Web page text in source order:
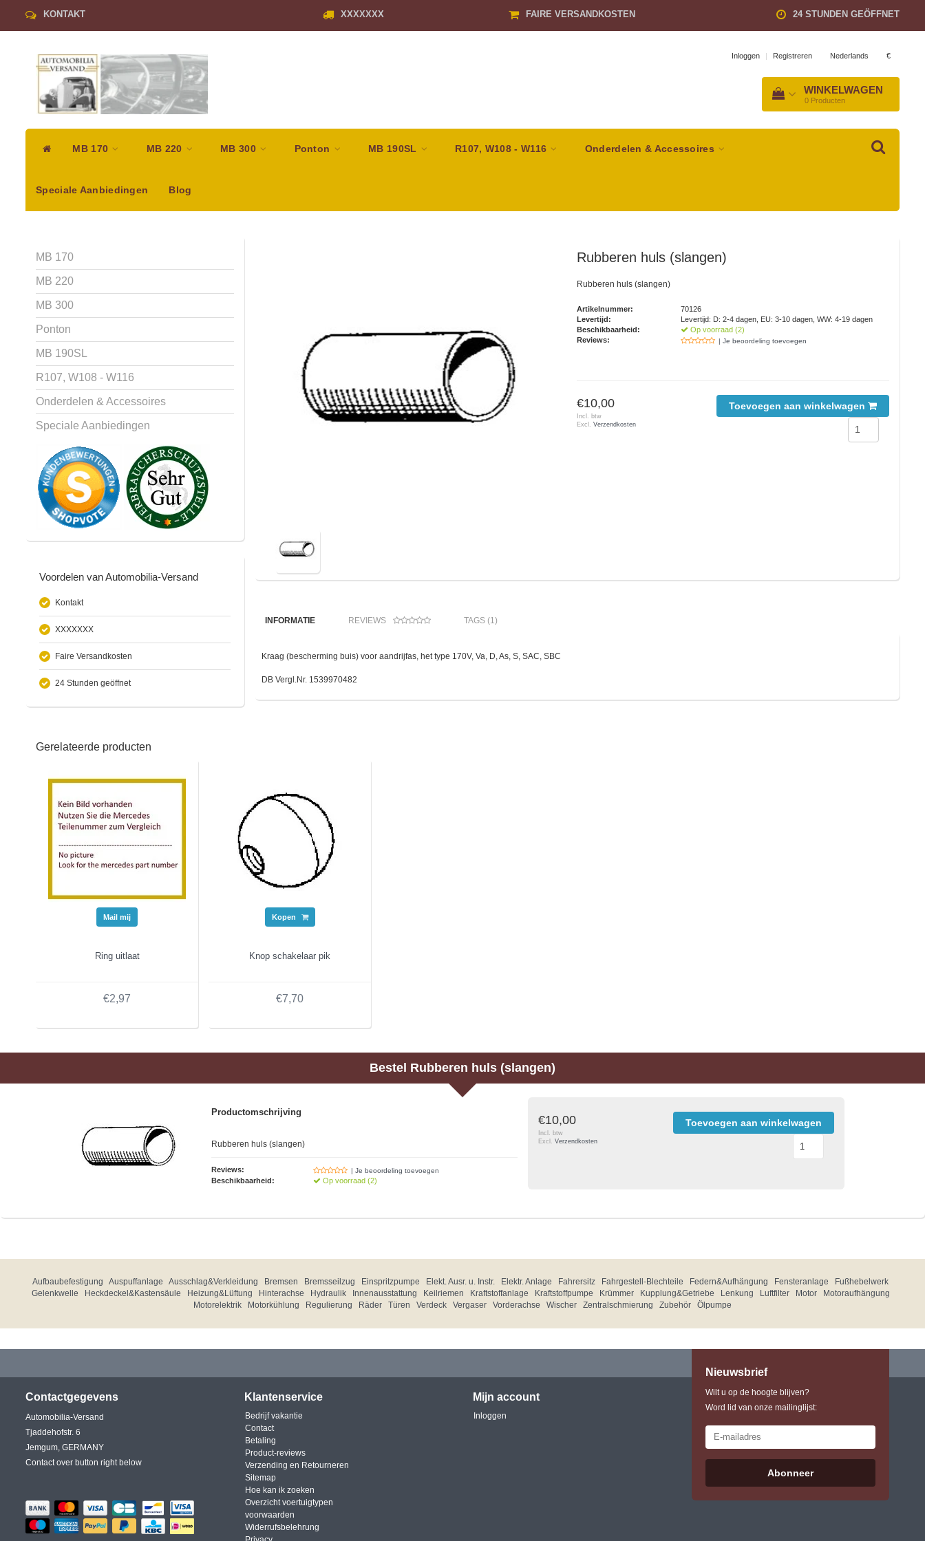
KONTAKT XXXXXXX FAIRE VERSANDKOSTEN 24 STUNDEN GEÖFFNET
Inloggen | Registreren Nederlands €
WINKELWAGEN
0 Producten
MB 170 MB 220 MB 300 Ponton MB 190SL R107, W108 - W116 Onderdelen & Accessoires
Speciale Aanbiedingen Blog
MB 170
MB 220
MB 300
Ponton
MB 190SL
R107, W108 - W116
Onderdelen & Accessoires
Speciale Aanbiedingen
Voordelen van Automobilia-Versand
Kontakt
XXXXXXX
Faire Versandkosten
24 Stunden geöffnet
Rubberen huls (slangen)
Rubberen huls (slangen)
Artikelnummer:
70126
Levertijd:
Levertijd: D: 2-4 dagen, EU: 3-10 dagen, WW: 4-19 dagen
Beschikbaarheid:
Op voorraad (2)
Reviews:
| Je beoordeling toevoegen
€10,00
Incl. btw
Excl.Verzendkosten
Toevoegen aan winkelwagen
INFORMATIE REVIEWS TAGS (1)
Kraag (bescherming buis) voor aandrijfas, het type 170V, Va, D, As, S, SAC, SBC
DB Vergl.Nr. 1539970482
Gerelateerde producten
Mail mij
Ring uitlaat
€2,97
Kopen
Knop schakelaar pik
€7,70
Bestel Rubberen huls (slangen)
Productomschrijving
Rubberen huls (slangen)
Reviews: | Je beoordeling toevoegen
Beschikbaarheid: Op voorraad (2)
€10,00
Incl. btw
Excl. Verzendkosten
Toevoegen aan winkelwagen
Aufbaubefestigung Auspuffanlage Ausschlag&Verkleidung Bremsen Bremsseilzug Einspritzpumpe Elekt. Ausr. u. Instr. Elektr. Anlage Fahrersitz Fahrgestell-Blechteile Federn&Aufhängung Fensteranlage
Fußhebelwerk
Gelenkwelle
Heckdeckel&Kastensäule Heizung&Lüftung Hinterachse Hydraulik Innenausstattung Keilriemen Kraftstoffanlage Kraftstoffpumpe Krümmer Kupplung&Getriebe Lenkung Luftfilter Motor
Motoraufhängung
Motorelektrik
Motorkühlung Regulierung Räder Türen Verdeck Vergaser Vorderachse Wischer Zentralschmierung Zubehör Ölpumpe
Contactgegevens
Automobilia-Versand
Tjaddehofstr. 6
Jemgum, GERMANY
Contact over button right below
Klantenservice
Bedrijf vakantie
Contact
Betaling
Product-reviews
Verzending en Retourneren
Sitemap
Hoe kan ik zoeken
Overzicht voertuigtypen
voorwaarden
Widerrufsbelehrung
Mijn account
Inloggen
Nieuwsbrief
Wilt u op de hoogte blijven?
Word lid van onze mailinglijst:
Abonneer